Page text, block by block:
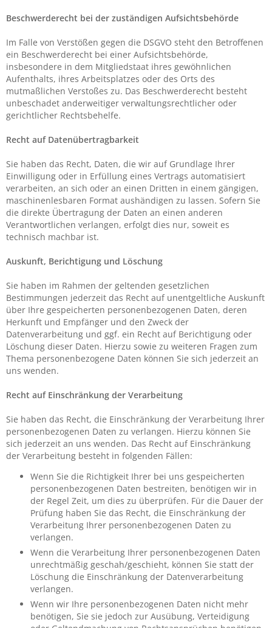
Beschwerde­recht bei der zuständigen Aufsichts­behörde
Im Falle von Verstößen gegen die DSGVO steht den Betroffenen
ein Beschwerderecht bei einer Aufsichtsbehörde,
insbesondere in dem Mitgliedstaat ihres gewöhnlichen
Aufenthalts, ihres Arbeitsplatzes oder des Orts des
mutmaßlichen Verstoßes zu. Das Beschwerderecht besteht
unbeschadet anderweitiger verwaltungsrechtlicher oder
gerichtlicher Rechtsbehelfe.
Recht auf Daten­übertrag­barkeit
Sie haben das Recht, Daten, die wir auf Grundlage Ihrer
Einwilligung oder in Erfüllung eines Vertrags automatisiert
verarbeiten, an sich oder an einen Dritten in einem gängigen,
maschinenlesbaren Format aushändigen zu lassen. Sofern Sie
die direkte Übertragung der Daten an einen anderen
Verantwortlichen verlangen, erfolgt dies nur, soweit es
technisch machbar ist.
Auskunft, Berichtigung und Löschung
Sie haben im Rahmen der geltenden gesetzlichen
Bestimmungen jederzeit das Recht auf unentgeltliche Auskunft
über Ihre gespeicherten personenbezogenen Daten, deren
Herkunft und Empfänger und den Zweck der
Datenverarbeitung und ggf. ein Recht auf Berichtigung oder
Löschung dieser Daten. Hierzu sowie zu weiteren Fragen zum
Thema personenbezogene Daten können Sie sich jederzeit an
uns wenden.
Recht auf Einschränkung der Verarbeitung
Sie haben das Recht, die Einschränkung der Verarbeitung Ihrer
personenbezogenen Daten zu verlangen. Hierzu können Sie
sich jederzeit an uns wenden. Das Recht auf Einschränkung
der Verarbeitung besteht in folgenden Fällen:
Wenn Sie die Richtigkeit Ihrer bei uns gespeicherten
personenbezogenen Daten bestreiten, benötigen wir in
der Regel Zeit, um dies zu überprüfen. Für die Dauer der
Prüfung haben Sie das Recht, die Einschränkung der
Verarbeitung Ihrer personenbezogenen Daten zu
verlangen.
Wenn die Verarbeitung Ihrer personenbezogenen Daten
unrechtmäßig geschah/geschieht, können Sie statt der
Löschung die Einschränkung der Datenverarbeitung
verlangen.
Wenn wir Ihre personenbezogenen Daten nicht mehr
benötigen, Sie sie jedoch zur Ausübung, Verteidigung